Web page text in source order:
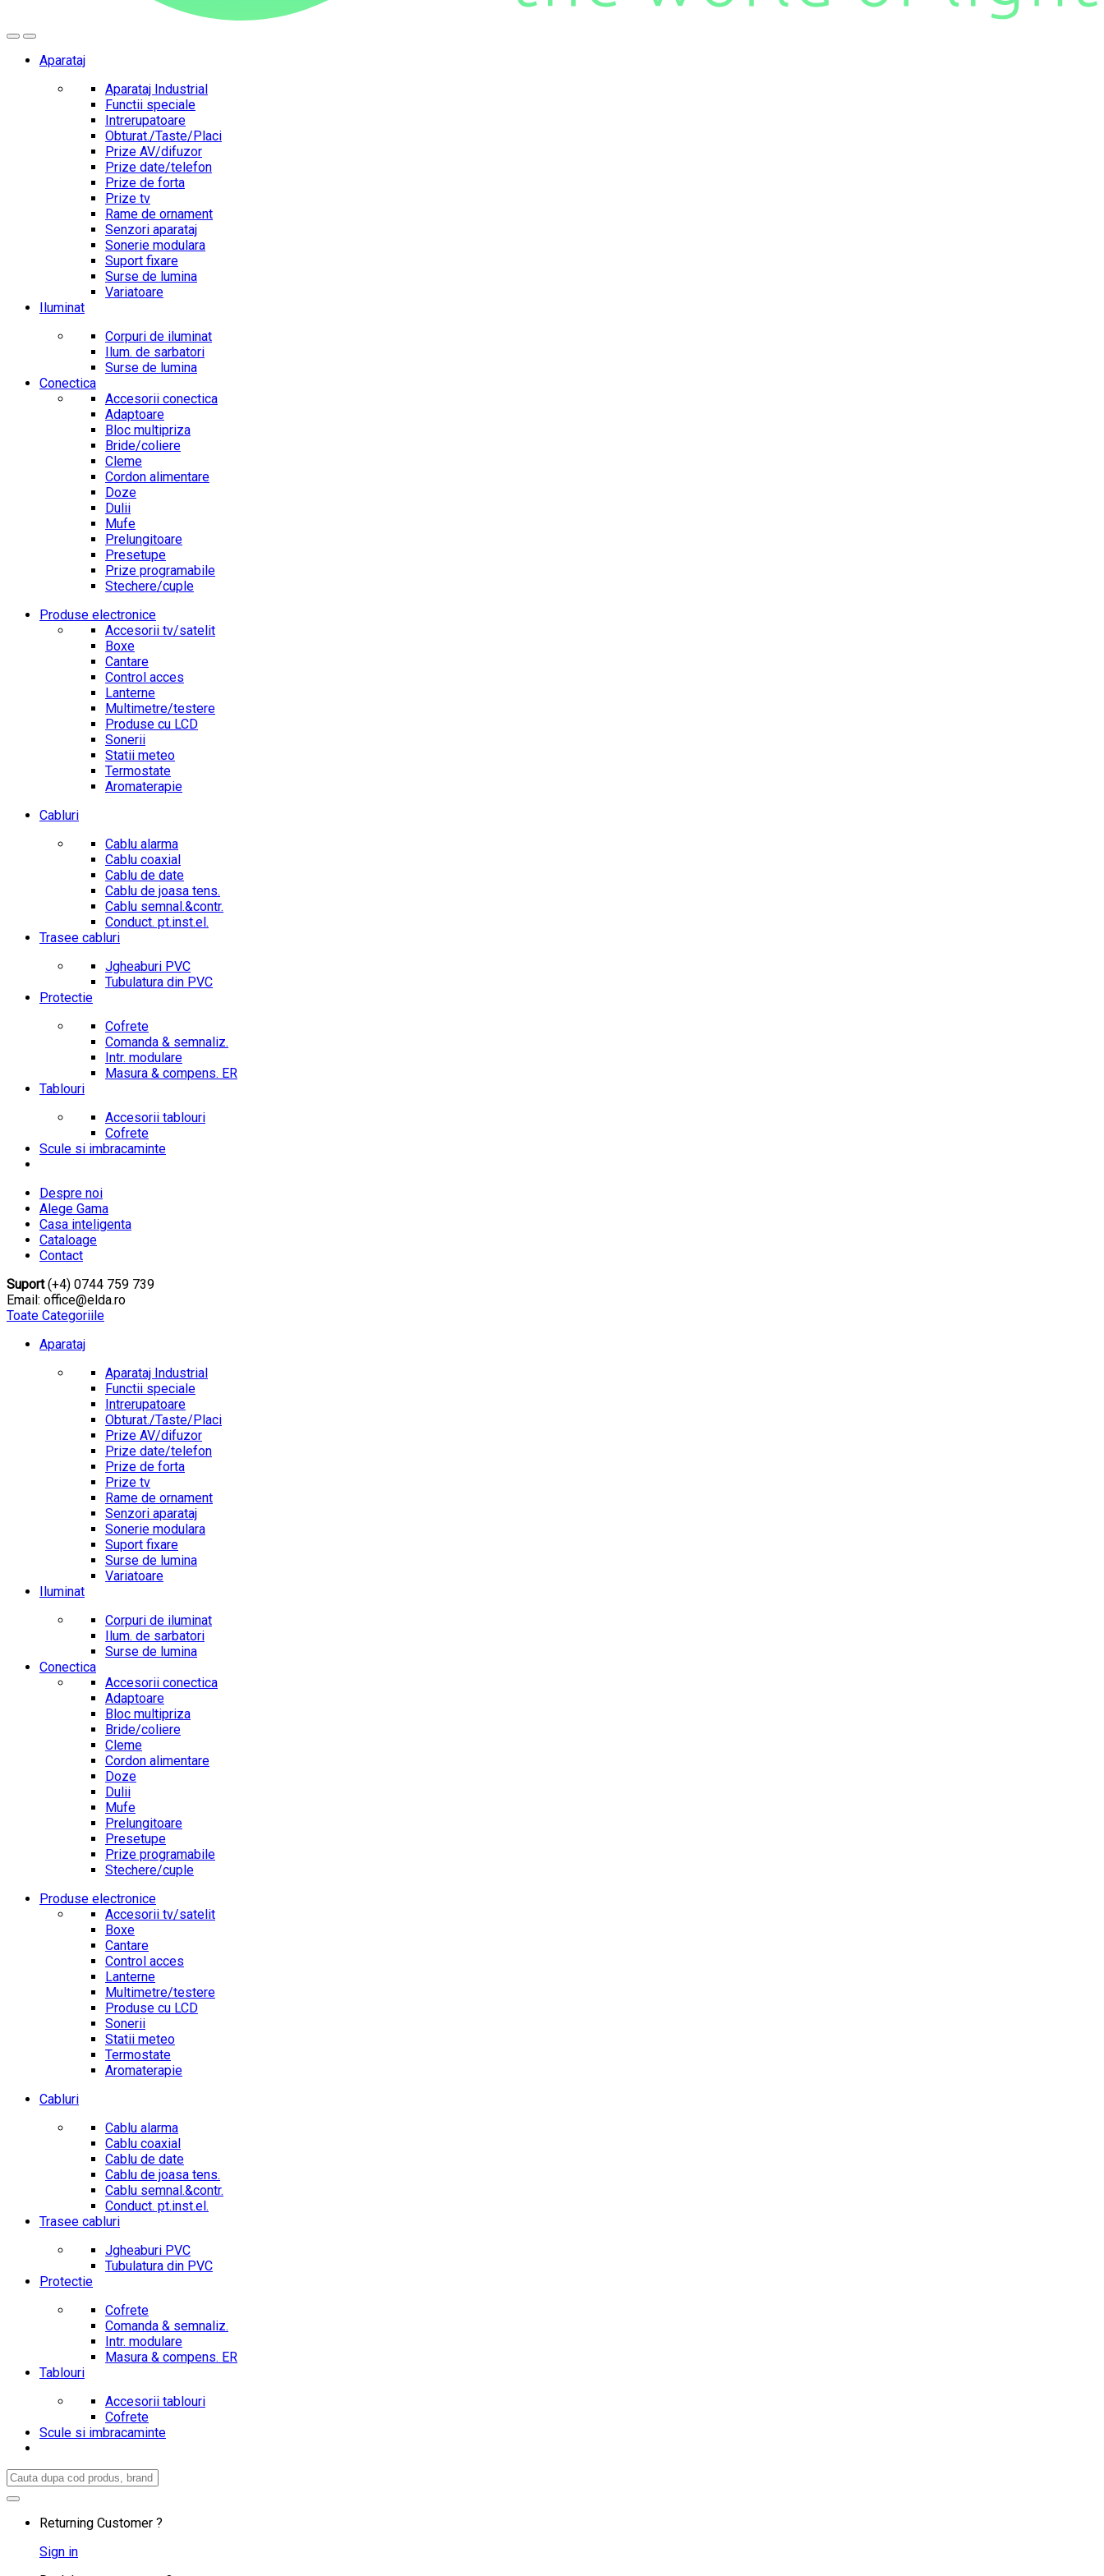
Aparataj
Aparataj Industrial
Functii speciale
Intrerupatoare
Obturat./Taste/Placi
Prize AV/difuzor
Prize date/telefon
Prize de forta
Prize tv
Rame de ornament
Senzori aparataj
Sonerie modulara
Suport fixare
Surse de lumina
Variatoare
Iluminat
Corpuri de iluminat
Ilum. de sarbatori
Surse de lumina
Conectica
Accesorii conectica
Adaptoare
Bloc multipriza
Bride/coliere
Cleme
Cordon alimentare
Doze
Dulii
Mufe
Prelungitoare
Presetupe
Prize programabile
Stechere/cuple
Produse electronice
Accesorii tv/satelit
Boxe
Cantare
Control acces
Lanterne
Multimetre/testere
Produse cu LCD
Sonerii
Statii meteo
Termostate
Aromaterapie
Cabluri
Cablu alarma
Cablu coaxial
Cablu de date
Cablu de joasa tens.
Cablu semnal.&contr.
Conduct. pt.inst.el.
Trasee cabluri
Jgheaburi PVC
Tubulatura din PVC
Protectie
Cofrete
Comanda & semnaliz.
Intr. modulare
Masura & compens. ER
Tablouri
Accesorii tablouri
Cofrete
Scule si imbracaminte
Despre noi
Alege Gama
Casa inteligenta
Cataloage
Contact
Suport(+4) 0744 759 739
Email: office@elda.ro
Toate Categoriile
Aparataj
Aparataj Industrial
Functii speciale
Intrerupatoare
Obturat./Taste/Placi
Prize AV/difuzor
Prize date/telefon
Prize de forta
Prize tv
Rame de ornament
Senzori aparataj
Sonerie modulara
Suport fixare
Surse de lumina
Variatoare
Iluminat
Corpuri de iluminat
Ilum. de sarbatori
Surse de lumina
Conectica
Accesorii conectica
Adaptoare
Bloc multipriza
Bride/coliere
Cleme
Cordon alimentare
Doze
Dulii
Mufe
Prelungitoare
Presetupe
Prize programabile
Stechere/cuple
Produse electronice
Accesorii tv/satelit
Boxe
Cantare
Control acces
Lanterne
Multimetre/testere
Produse cu LCD
Sonerii
Statii meteo
Termostate
Aromaterapie
Cabluri
Cablu alarma
Cablu coaxial
Cablu de date
Cablu de joasa tens.
Cablu semnal.&contr.
Conduct. pt.inst.el.
Trasee cabluri
Jgheaburi PVC
Tubulatura din PVC
Protectie
Cofrete
Comanda & semnaliz.
Intr. modulare
Masura & compens. ER
Tablouri
Accesorii tablouri
Cofrete
Scule si imbracaminte
Search
for:
Returning Customer ?
Sign in